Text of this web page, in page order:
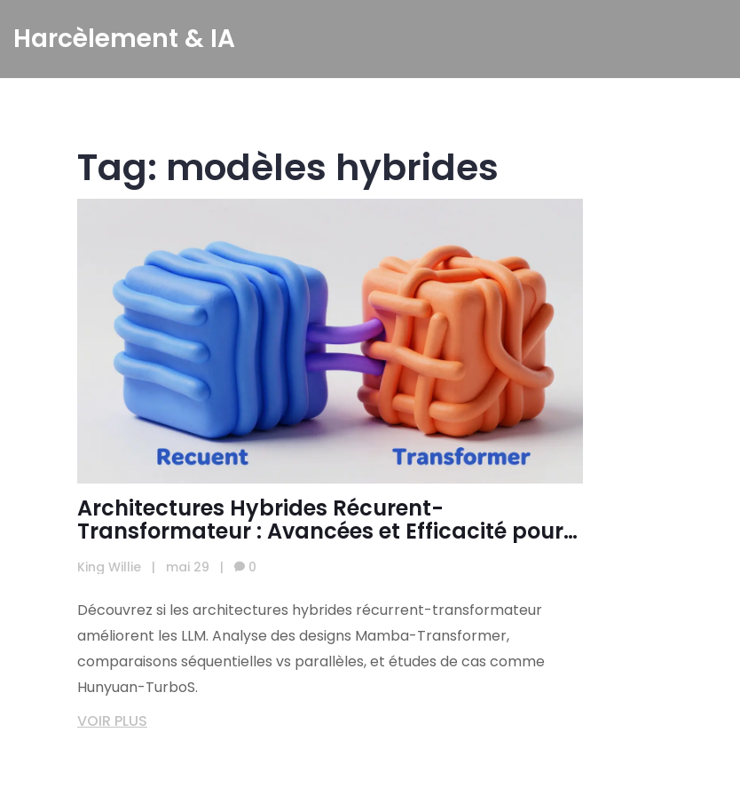
Harcèlement & IA
Tag: modèles hybrides
Architectures Hybrides Récurent-
Transformateur : Avancées et Efficacité pour
les LLM en 2026
King Willie | mai 29 | 0
Découvrez si les architectures hybrides récurrent-transformateur
améliorent les LLM. Analyse des designs Mamba-Transformer,
comparaisons séquentielles vs parallèles, et études de cas comme
Hunyuan-TurboS.
VOIR PLUS